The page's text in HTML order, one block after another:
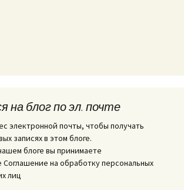
на блог по эл. почте
электронной почты, чтобы получать
записях в этом блоге.
блоге вы принимаете
Соглашение на обработку персональных
лиц